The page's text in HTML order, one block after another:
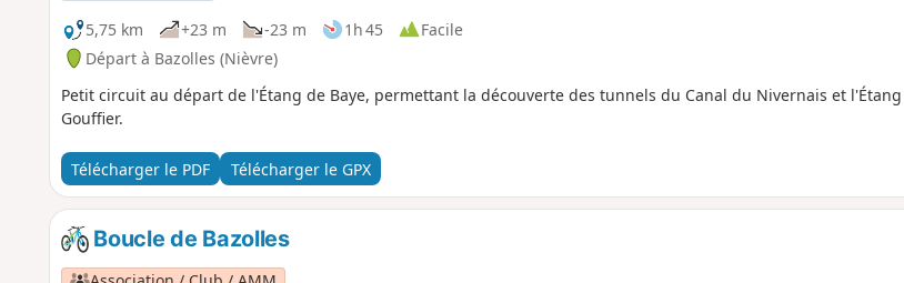
5,75 km
+23 m -23 m 1h 45
Facile
Départ à Bazolles (Nièvre)
Petit circuit au départ de l'Étang de Baye, permettant la découverte des tunnels du Canal du Nivernais et l'Étang
Gouffier.
Télécharger le PDF Télécharger le GPX
Boucle de Bazolles